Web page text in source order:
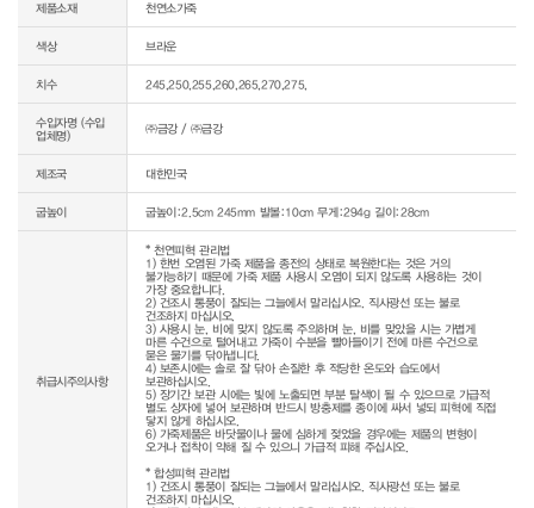
제품소재 천연소가죽
색상 브라운
치수 245,250,255,260,265,270,275,
수입자명 (수입
업체명)
㈜금강 / ㈜금강
제조국 대한민국
굽높이 굽높이:2.5cm 245mm 발볼:10cm 무게:294g 길이:28cm
취급시주의사항
* 천연피혁 관리법
1) 한번 오염된 가죽 제품을 종전의 상태로 복원한다는 것은 거의
불가능하기 때문에 가죽 제품 사용시 오염이 되지 않도록 사용하는 것이
가장 중요합니다.
2) 건조시 통풍이 잘되는 그늘에서 말리십시오. 직사광선 또는 불로
건조하지 마십시오.
3) 사용시 눈, 비에 맞지 않도록 주의하며 눈, 비를 맞았을 시는 가볍게
마른 수건으로 털어내고 가죽이 수분을 빨아들이기 전에 마른 수건으로
묻은 물기를 닦아냅니다.
4) 보존시에는 솔로 잘 닦아 손질한 후 적당한 온도와 습도에서
보관하십시오.
5) 장기간 보관 시에는 빛에 노출되면 부분 탈색이 될 수 있으므로 가급적
별도 상자에 넣어 보관하며 반드시 방충제를 종이에 싸서 넣되 피혁에 직접
닿지 않게 하십시오.
6) 가죽제품은 바닷물이나 물에 심하게 젖었을 경우에는 제품의 변형이
오거나 접착이 약해 질 수 있으니 가급적 피해 주십시오.
* 합성피혁 관리법
1) 건조시 통풍이 잘되는 그늘에서 말리십시오. 직사광선 또는 불로
건조하지 마십시오.